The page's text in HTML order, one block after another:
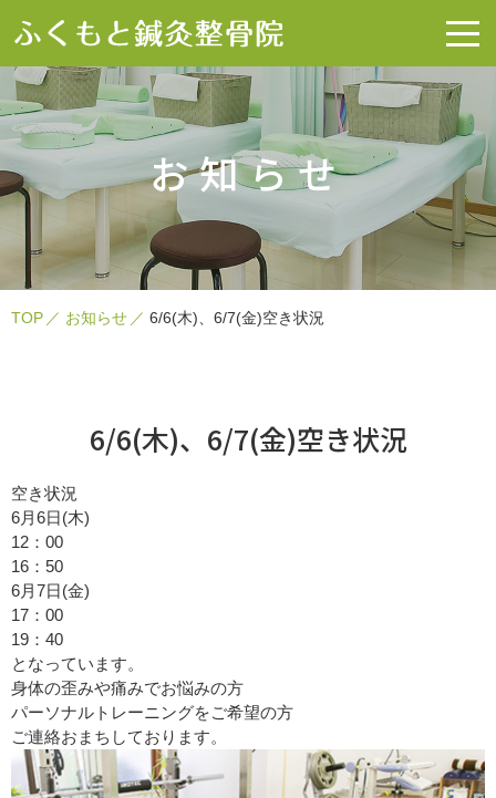
お知らせ
TOP お知らせ 6/6(木)、6/7(金)空き状況
6/6(木)、6/7(金)空き状況
空き状況
6月6日(木)
12：00
16：50
6月7日(金)
17：00
19：40
となっています。
身体の歪みや痛みでお悩みの方
パーソナルトレーニングをご希望の方
ご連絡おまちしております。